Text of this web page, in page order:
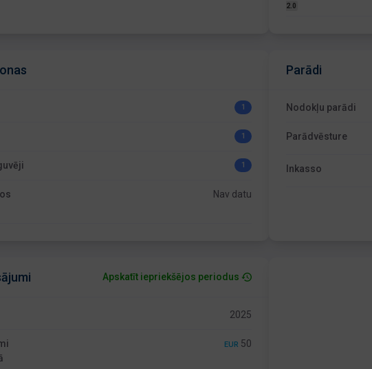
2.0
1
1
1
Nav datu
Parādi
Nodokļu parādi
Parādvēsture
Inkasso
Apskatīt iepriekšējos periodus
2025
EUR 50